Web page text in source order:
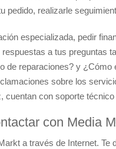
pedido, realizarle
especializada, pedir
a tus preguntas
de reparaciones? y
sobre los
cuentan con soporte
con Media
a través de Internet.